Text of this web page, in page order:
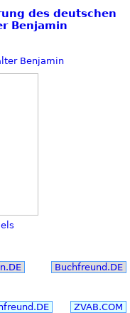
des deutschen
Benjamin
Benjamin
Buchfreund.DE
ZVAB.COM